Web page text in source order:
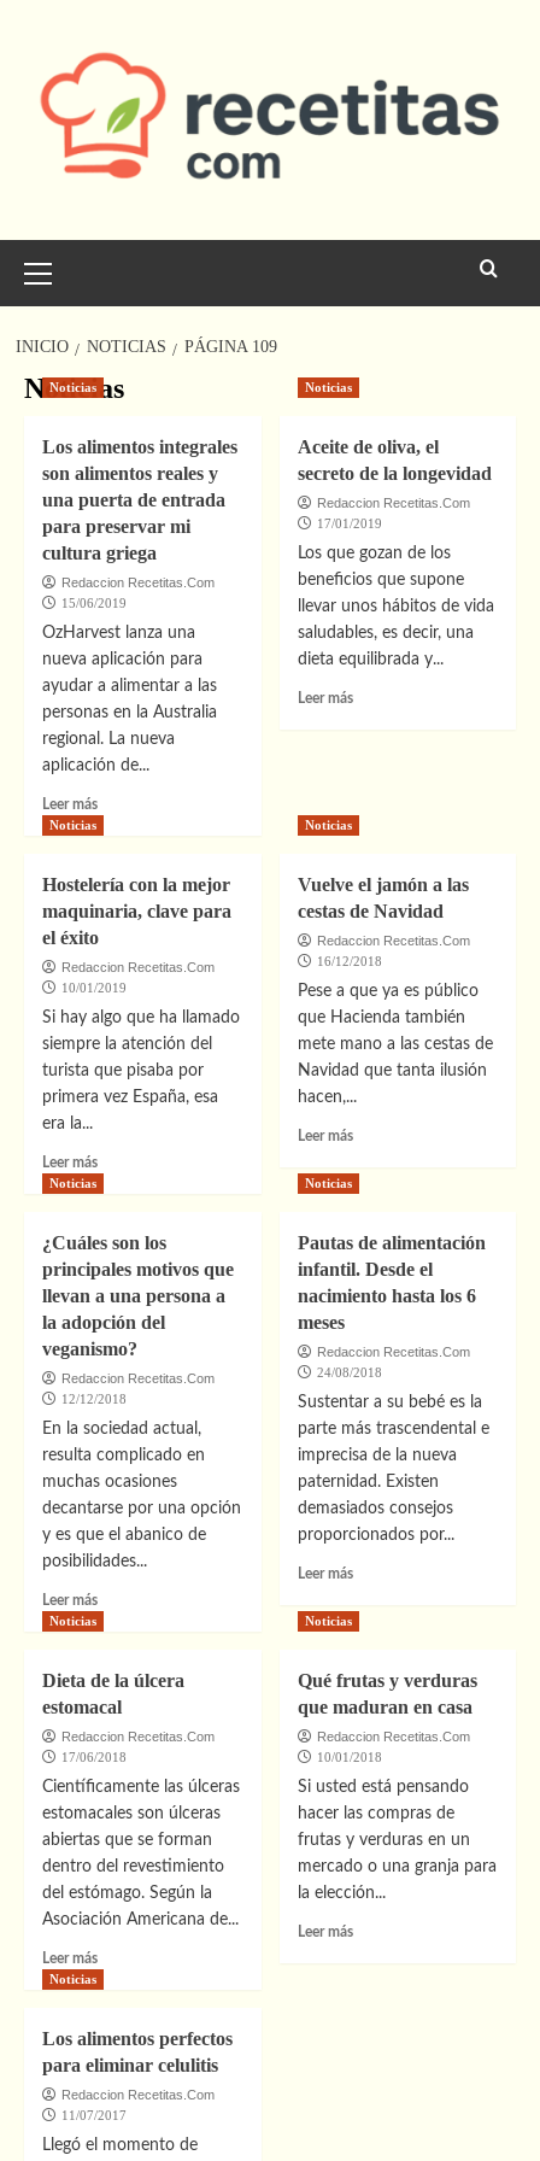
contenido
principal
INICIO NOTICIAS PÁGINA 109
Noticias
Noticias
Los alimentos integrales
son alimentos reales y
una puerta de entrada
para preservar mi
cultura griega
Redaccion Recetitas.Com
15/06/2019
OzHarvest lanza una
nueva aplicación para
ayudar a alimentar a las
personas en la Australia
regional. La nueva
aplicación de...
Leer másLeer
alimentos
integrales
son
alimentos
reales
y
una
puerta
de
entrada
mi
Noticias
Aceite de oliva, el
secreto de la longevidad
Redaccion Recetitas.Com
17/01/2019
Los que gozan de los
beneficios que supone
llevar unos hábitos de vida
saludables, es decir, una
dieta equilibrada y...
Leer másLeer
el
de
Noticias
Hostelería con la mejor
maquinaria, clave para
el éxito
Redaccion Recetitas.Com
10/01/2019
Si hay algo que ha llamado
siempre la atención del
turista que pisaba por
primera vez España, esa
era la...
Leer másLeer
con
la
mejor
maquinaria,
el
Noticias
Vuelve el jamón a las
cestas de Navidad
Redaccion Recetitas.Com
16/12/2018
Pese a que ya es público
que Hacienda también
mete mano a las cestas de
Navidad que tanta ilusión
hacen,...
Leer másLeer
sobre
jamón
a
las
Navidad
Noticias
¿Cuáles son los
principales motivos que
llevan a una persona a
la adopción del
veganismo?
Redaccion Recetitas.Com
12/12/2018
En la sociedad actual,
resulta complicado en
muchas ocasiones
decantarse por una opción
y es que el abanico de
posibilidades...
Leer másLeer
son
los
principales
motivos
que
llevan
una
persona
a
la
del
Noticias
Pautas de alimentación
infantil. Desde el
nacimiento hasta los 6
meses
Redaccion Recetitas.Com
24/08/2018
Sustentar a su bebé es la
parte más trascendental e
imprecisa de la nueva
paternidad. Existen
demasiados consejos
proporcionados por...
Leer másLeer
sobre
alimentación
infantil.
Desde
el
nacimiento
los
6
meses
Noticias
Dieta de la úlcera
estomacal
Redaccion Recetitas.Com
17/06/2018
Científicamente las úlceras
estomacales son úlceras
abiertas que se forman
dentro del revestimiento
del estómago. Según la
Asociación Americana de...
Leer másLeer
de
la
úlcera
estomacal
Noticias
Qué frutas y verduras
que maduran en casa
Redaccion Recetitas.Com
10/01/2018
Si usted está pensando
hacer las compras de
frutas y verduras en un
mercado o una granja para
la elección...
Leer másLeer
Noticias
Los alimentos perfectos
para eliminar celulitis
Redaccion Recetitas.Com
11/07/2017
Llegó el momento de